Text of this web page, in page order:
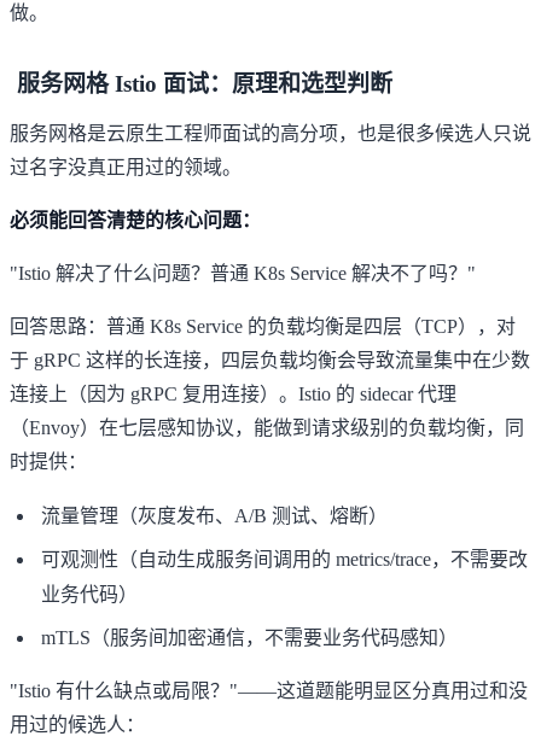
做。
服务网格 Istio 面试：原理和选型判断
服务网格是云原生工程师面试的高分项，也是很多候选人只说
过名字没真正用过的领域。
必须能回答清楚的核心问题：
"Istio 解决了什么问题？普通 K8s Service 解决不了吗？"
回答思路：普通 K8s Service 的负载均衡是四层（TCP），对
于 gRPC 这样的长连接，四层负载均衡会导致流量集中在少数
连接上（因为 gRPC 复用连接）。 Istio 的 sidecar 代理
（Envoy）在七层感知协议，能做到请求级别的负载均衡，同
时提供：
流量管理（灰度发布、A/B 测试、熔断）
可观测性（自动生成服务间调用的 metrics/trace，不需要改
业务代码）
mTLS（服务间加密通信，不需要业务代码感知）
"Istio 有什么缺点或局限？"——这道题能明显区分真用过和没
用过的候选人：